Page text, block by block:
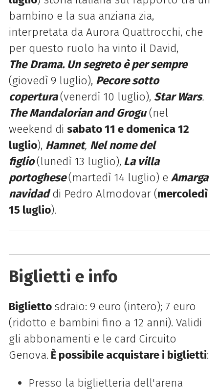
bambino e la sua anziana zia,
interpretata da Aurora Quattrocchi, che
per questo ruolo ha vinto il David,
The Drama. Un segreto è per sempre
(giovedì 9 luglio), Pecore sotto
copertura(venerdì 10 luglio), Star Wars.
The Mandalorian and Grogu(nel
weekend di sabato 11 e domenica 12
luglio), Hamnet, Nel nome del
figlio(lunedì 13 luglio), La villa
portoghese(martedì 14 luglio) e Amarga
navidaddi Pedro Almodovar (mercoledì
15 luglio).
Biglietti e info
Biglietto sdraio: 9 euro (intero); 7 euro
(ridotto e bambini fino a 12 anni). Validi
gli abbonamenti e le card Circuito
Genova. È possibile acquistare i biglietti:
Presso la biglietteria dell'arena